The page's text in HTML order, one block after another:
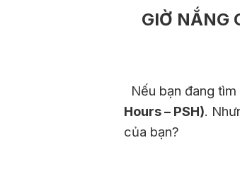
GIỜ NẮNG
Nếu bạn đang
Hours – PSH).
của bạn?